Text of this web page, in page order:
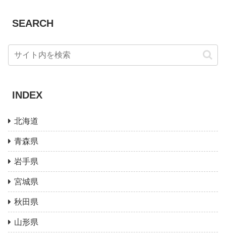
SEARCH
INDEX
北海道
青森県
岩手県
宮城県
秋田県
山形県